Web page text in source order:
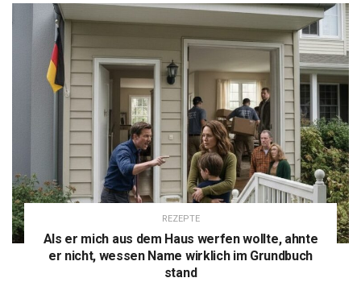
REZEPTE
Als er mich aus dem Haus werfen wollte, ahnte
er nicht, wessen Name wirklich im Grundbuch
stand